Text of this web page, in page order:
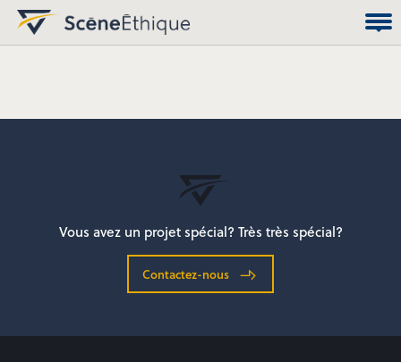
Vous avez un projet spécial? Très très spécial?
Contactez-nous